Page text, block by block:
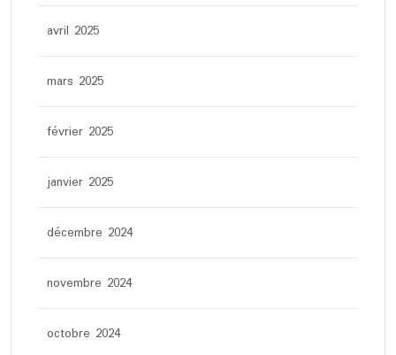
avril 2025
mars 2025
février 2025
janvier 2025
décembre 2024
novembre 2024
octobre 2024